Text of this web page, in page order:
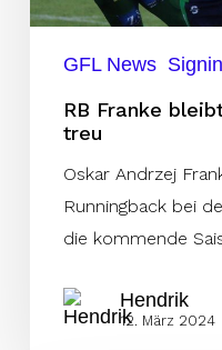
GFL News
RB Franke
treu
Oskar Andrzej
Runningback bei
die kommende
Hendrik
12. März 2024